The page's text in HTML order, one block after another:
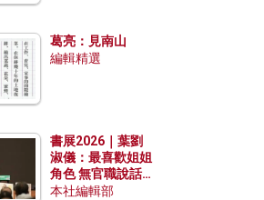
葛亮：見南山
編輯精選
書展2026｜葉劉
淑儀：最喜歡姐姐
角色 無官職說話
包袱少
本社編輯部